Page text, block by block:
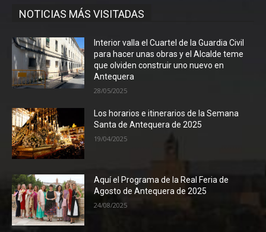
NOTICIAS MÁS VISITADAS
Interior valla el Cuartel de la Guardia Civil
para hacer unas obras y el Alcalde teme
que olviden construir uno nuevo en
Antequera
28/05/2025
Los horarios e itinerarios de la Semana
Santa de Antequera de 2025
19/04/2025
Aquí el Programa de la Real Feria de
Agosto de Antequera de 2025
24/08/2025